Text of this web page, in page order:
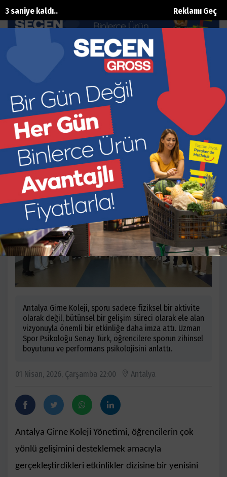
Reklamı Geç
2 saniye kaldı..
Senay Türk, Antalya Girne Koleji’nde
Gençlerle Buluştu
Ana Sayfa Eğitim
Antalya Girne Koleji, sporu sadece fiziksel bir aktivite
olarak değil, bütünsel bir gelişim süreci olarak ele alan
vizyonuyla önemli bir etkinliğe daha imza attı. Uzman
Spor Psikoloğu Senay Türk, öğrencilere sporun zihinsel
boyutunu ve performans psikolojisini anlattı.
01 Nisan, 2026, Çarşamba 22:00 Antalya
Antalya Girne Koleji Yönetimi, öğrencilerin çok
yönlü gelişimini desteklemek amacıyla
gerçekleştirdikleri etkinlikler dizisine bir yenisini